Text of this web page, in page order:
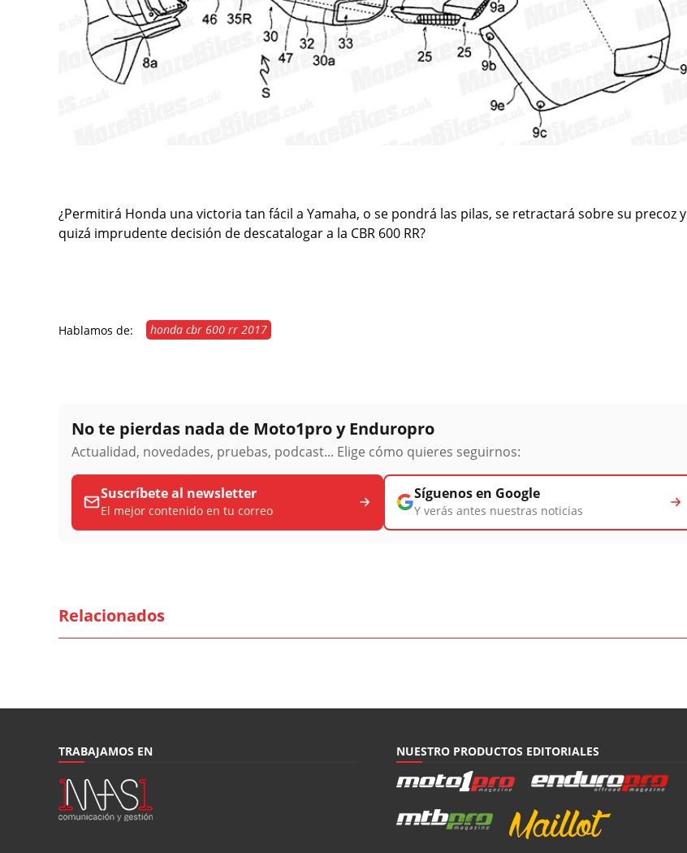
¿Permitirá Honda una victoria tan fácil a Yamaha, o se pondrá las pilas, se retractará sobre su precoz y
quizá imprudente decisión de descatalogar a la CBR 600 RR?
Hablamos de: honda cbr 600 rr 2017
No te pierdas nada de Moto1pro y Enduropro
Actualidad, novedades, pruebas, podcast... Elige cómo quieres seguirnos:
Suscríbete al newsletter
El mejor contenido en tu correo
Síguenos en Google
Y verás antes nuestras noticias
Relacionados
TRABAJAMOS EN NUESTRO PRODUCTOS EDITORIALES